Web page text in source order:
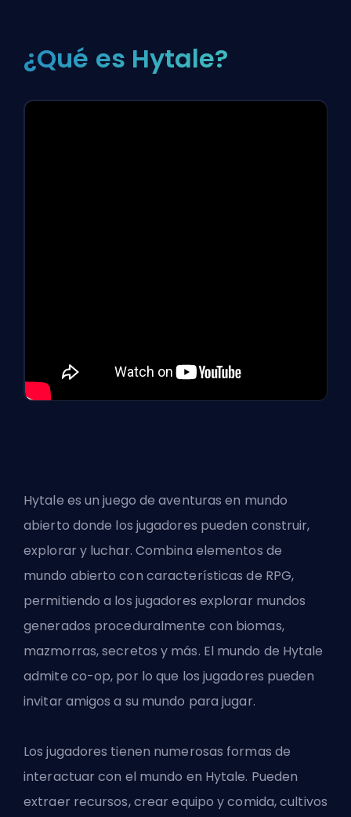
¿Qué es Hytale?
Hytale es unjuego de aventuras en mundo
abierto donde los jugadores pueden construir,
explorar y luchar. Combina elementos de
mundo abierto con características de RPG,
permitiendo a los jugadores explorar mundos
generados proceduralmente con biomas,
mazmorras, secretos y más. El mundo de Hytale
admite co-op, por lo que los jugadores pueden
invitar amigos a su mundo para jugar.
Los jugadores tienen numerosas formas de
interactuar con el mundo en Hytale. Pueden
extraer recursos, crear equipo y comida, cultivos